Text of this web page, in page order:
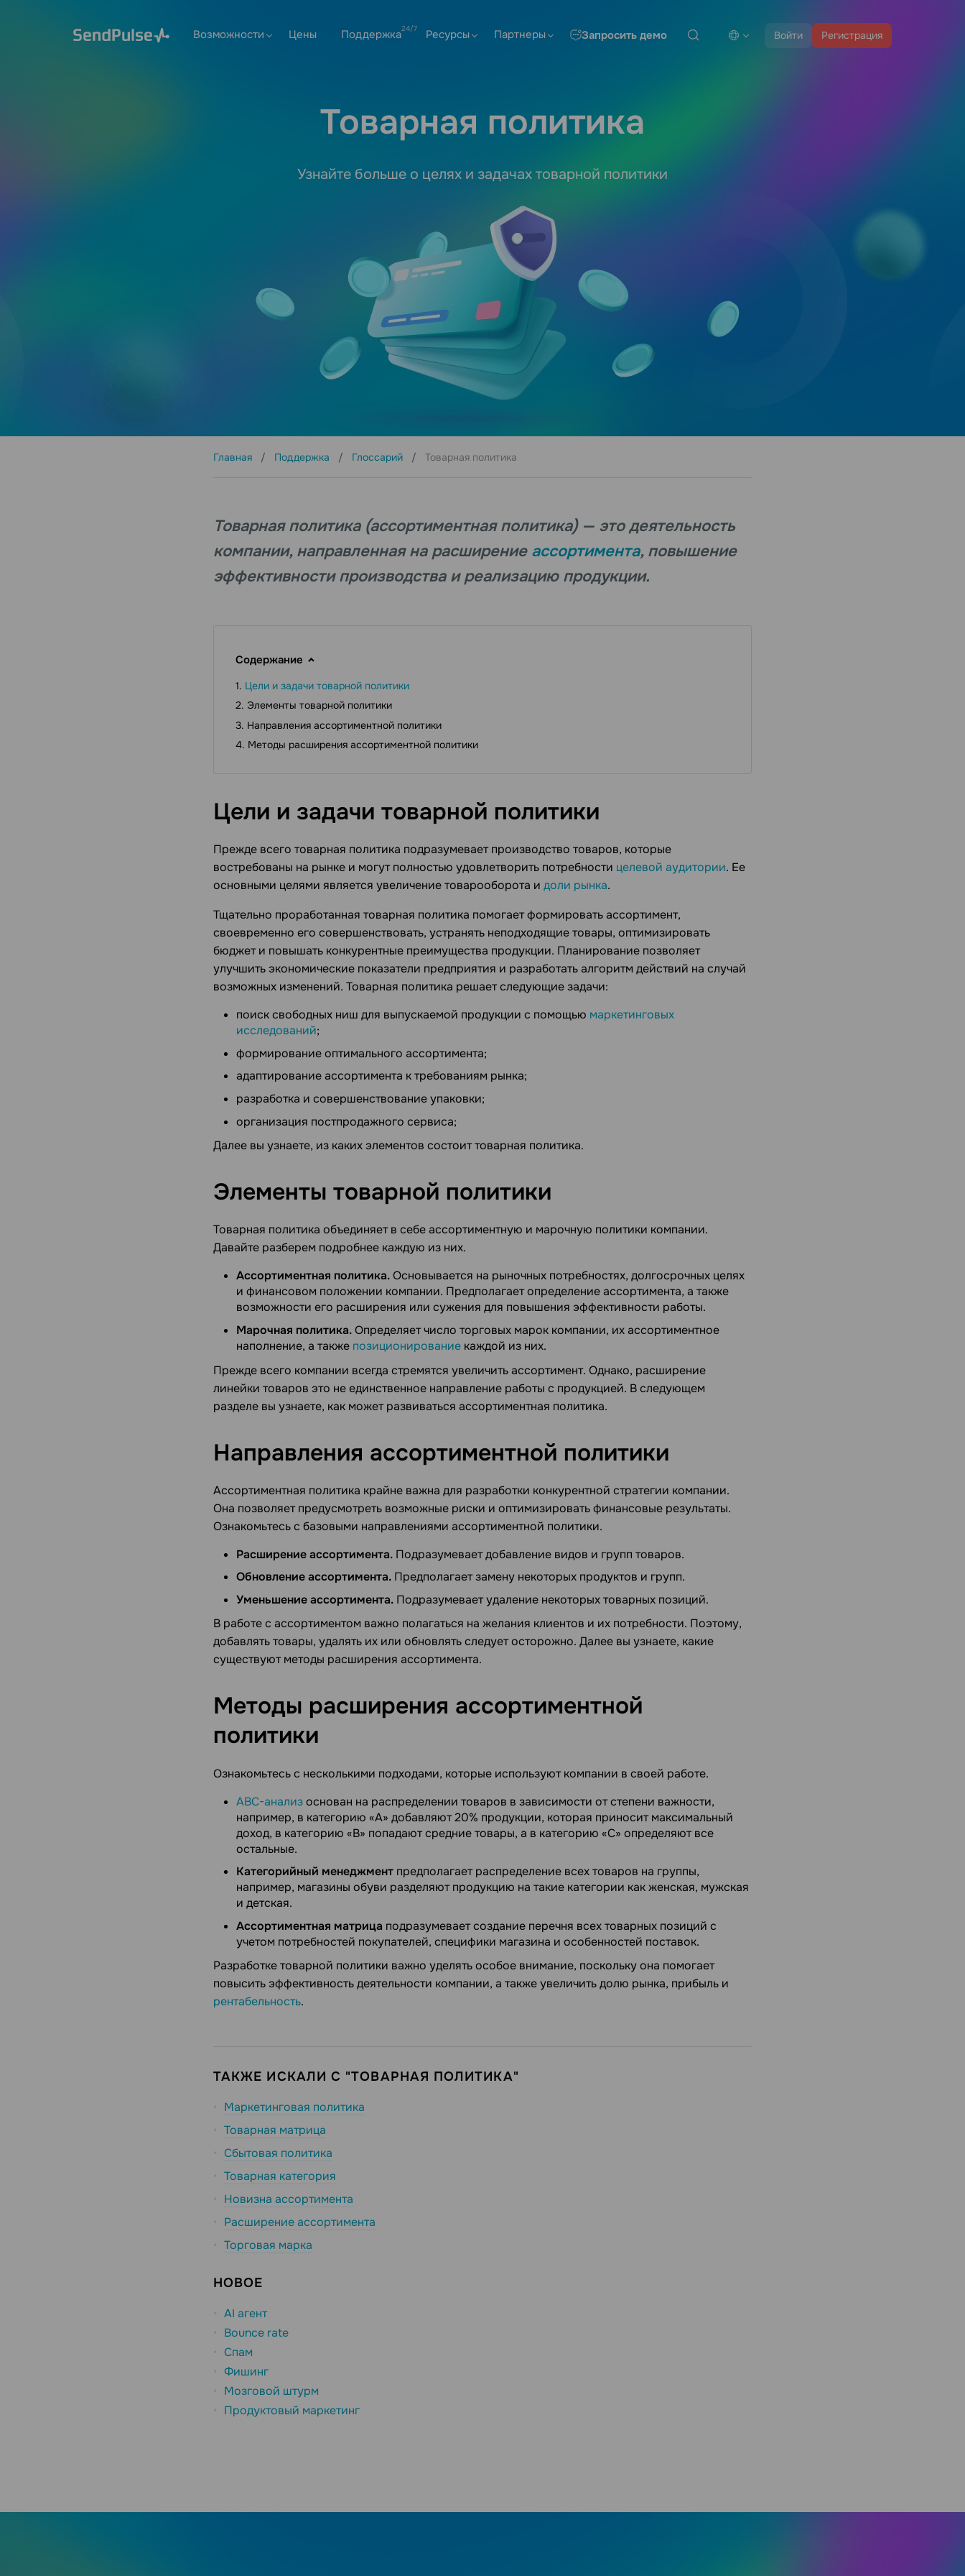
Войти Регистрация
Возможности Цены Поддержка Ресурсы Партнеры Запросить демо
Товарная политика
Узнайте больше о целях и задачах товарной политики
Главная Поддержка Глоссарий Товарная политика
Товарная политика (ассортиментная политика) — это деятельность
компании, направленная на расширение ассортимента, повышение
эффективности производства и реализацию продукции.
Содержание
Цели и задачи товарной политики
Элементы товарной политики
Направления ассортиментной политики
Методы расширения ассортиментной политики
Цели и задачи товарной политики
Прежде всего товарная политика подразумевает производство товаров, которые
востребованы на рынке и могут полностью удовлетворить потребности целевой аудитории. Ее
основными целями является увеличение товарооборота и доли рынка.
Тщательно проработанная товарная политика помогает формировать ассортимент,
своевременно его совершенствовать, устранять неподходящие товары, оптимизировать
бюджет и повышать конкурентные преимущества продукции. Планирование позволяет
улучшить экономические показатели предприятия и разработать алгоритм действий на случай
возможных изменений. Товарная политика решает следующие задачи:
поиск свободных ниш для выпускаемой продукции с помощью маркетинговых
исследований;
формирование оптимального ассортимента;
адаптирование ассортимента к требованиям рынка;
разработка и совершенствование упаковки;
организация постпродажного сервиса;
Далее вы узнаете, из каких элементов состоит товарная политика.
Элементы товарной политики
Товарная политика объединяет в себе ассортиментную и марочную политики компании.
Давайте разберем подробнее каждую из них.
Ассортиментная политика.Основывается на рыночных потребностях, долгосрочных целях
и финансовом положении компании. Предполагает определение ассортимента, а также
возможности его расширения или сужения для повышения эффективности работы.
Марочная политика.Определяет число торговых марок компании, их ассортиментное
наполнение, а также позиционирование каждой из них.
Прежде всего компании всегда стремятся увеличить ассортимент. Однако, расширение
линейки товаров это не единственное направление работы с продукцией. В следующем
разделе вы узнаете, как может развиваться ассортиментная политика.
Направления ассортиментной политики
Ассортиментная политика крайне важна для разработки конкурентной стратегии компании.
Она позволяет предусмотреть возможные риски и оптимизировать финансовые результаты.
Ознакомьтесь с базовыми направлениями ассортиментной политики.
Расширение ассортимента. Подразумевает добавление видов и групп товаров.
Обновление ассортимента. Предполагает замену некоторых продуктов и групп.
Уменьшение ассортимента. Подразумевает удаление некоторых товарных позиций.
В работе с ассортиментом важно полагаться на желания клиентов и их потребности. Поэтому,
добавлять товары, удалять их или обновлять следует осторожно. Далее вы узнаете, какие
существуют методы расширения ассортимента.
Методы расширения ассортиментной
политики
Ознакомьтесь с несколькими подходами, которые используют компании в своей работе.
ABC-анализоснован на распределении товаров в зависимости от степени важности,
например, в категорию «‎А» добавляют 20% продукции, которая приносит максимальный
доход, в категорию «‎В» попадают средние товары, а в категорию «‎С» определяют все
остальные.
Категорийный менеджмент предполагает распределение всех товаров на группы,
например, магазины обуви разделяют продукцию на такие категории как женская, мужская
и детская.
Ассортиментная матрица подразумевает создание перечня всех товарных позиций с
учетом потребностей покупателей, специфики магазина и особенностей поставок.
Разработке товарной политики важно уделять особое внимание, поскольку она помогает
повысить эффективность деятельности компании, а также увеличить долю рынка, прибыль и
рентабельность.
ТАКЖЕ ИСКАЛИ С "ТОВАРНАЯ ПОЛИТИКА"
Маркетинговая политика
Товарная матрица
Сбытовая политика
Товарная категория
Новизна ассортимента
Расширение ассортимента
Торговая марка
НОВОЕ
AI агент
Bounce rate
Спам
Фишинг
Мозговой штурм
Продуктовый маркетинг